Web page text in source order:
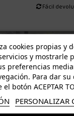
Fácil
*
de 50€
partir de 50€
cookies propias y
y mostrarle
preferencias
Para dar
botón ACEPTAR
PERSONALIZAR